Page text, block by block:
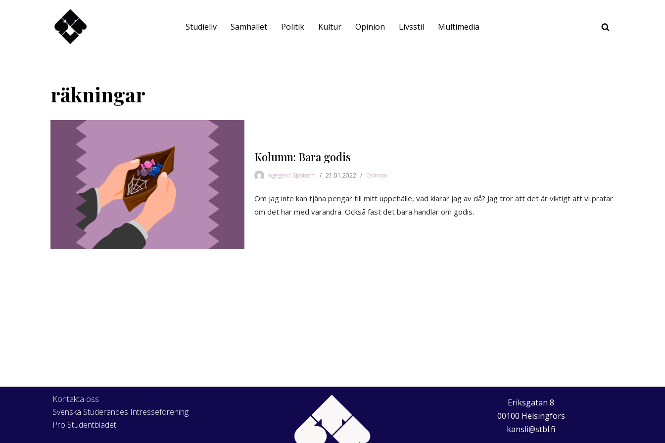
Studieliv Samhället Politik Kultur Opinion Livsstil Multimedia
räkningar
Kolumn: Bara godis
Ingegerd Sjøstrøm 21.01.2022 Opinion
Om jag inte kan tjäna pengar till mitt uppehälle, vad klarar jag av då? Jag tror att det är viktigt att vi pratar
om det här med varandra. Också fast det bara handlar om godis.
Kontakta oss
Svenska Studerandes Intresseförening
Pro Studentbladet
Eriksgatan 8
00100 Helsingfors
kansli@stbl.fi